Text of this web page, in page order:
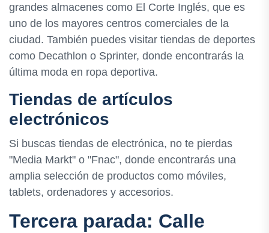
grandes almacenes como El Corte Inglés, que es
uno de los mayores centros comerciales de la
ciudad. También puedes visitar tiendas de deportes
como Decathlon o Sprinter, donde encontrarás la
última moda en ropa deportiva.
Tiendas de artículos
electrónicos
Si buscas tiendas de electrónica, no te pierdas
"Media Markt" o "Fnac", donde encontrarás una
amplia selección de productos como móviles,
tablets, ordenadores y accesorios.
Tercera parada: Calle